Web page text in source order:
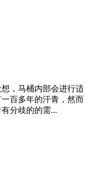
，马桶内部会进行适
百多年的汗青，然而
分歧的的需...